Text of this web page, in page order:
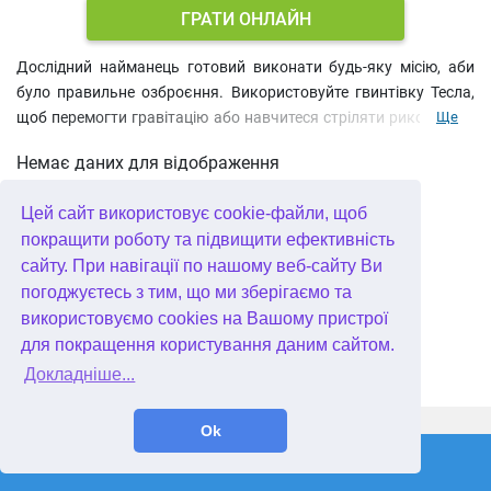
Цей сайт використовує cookie-файли, щоб
покращити роботу та підвищити ефективність
сайту. При навігації по нашому веб-сайту Ви
погоджуєтесь з тим, що ми зберігаємо та
використовуємо cookies на Вашому пристрої
для покращення користування даним сайтом.
Докладніше...
Ok
ГРАТИ ОНЛАЙН
Дослідний найманець готовий виконати будь-яку місію, аби
було правильне озброєння. Використовуйте гвинтівку Тесла,
щоб перемогти гравітацію або навчитеся стріляти рикошетом,
купуйте потужнішу зброю і виконуйте різні місії за солідну
Ще
Немає даних для відображення
WellGames.com